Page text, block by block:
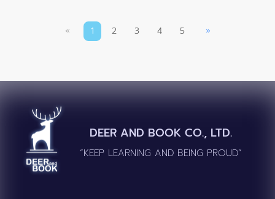
« 1 2 3 4 5 »
DEER AND BOOK CO., LTD.
“KEEP LEARNING AND BEING PROUD”